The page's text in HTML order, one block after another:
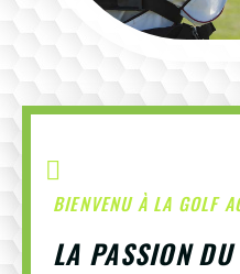
BIENVENU À LA GOLF
LA PASSION DU